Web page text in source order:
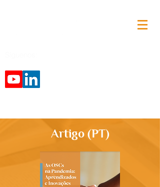
Artigo (PT)